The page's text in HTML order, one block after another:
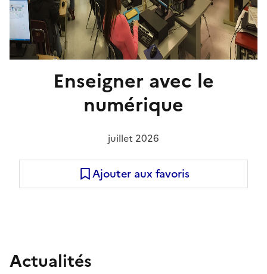
Enseigner avec le
numérique
juillet 2026
Ajouter aux favoris
Actualités